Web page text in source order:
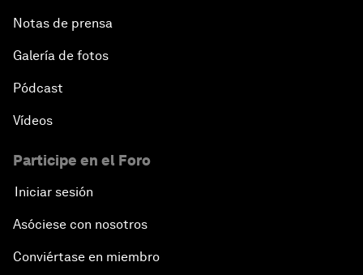
Notas de prensa
Galería de fotos
Pódcast
Vídeos
Participe en el Foro
Iniciar sesión
Asóciese con nosotros
Conviértase en miembro